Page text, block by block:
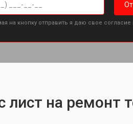
на кнопку отправить я даю свое согласие
лист на ремонт